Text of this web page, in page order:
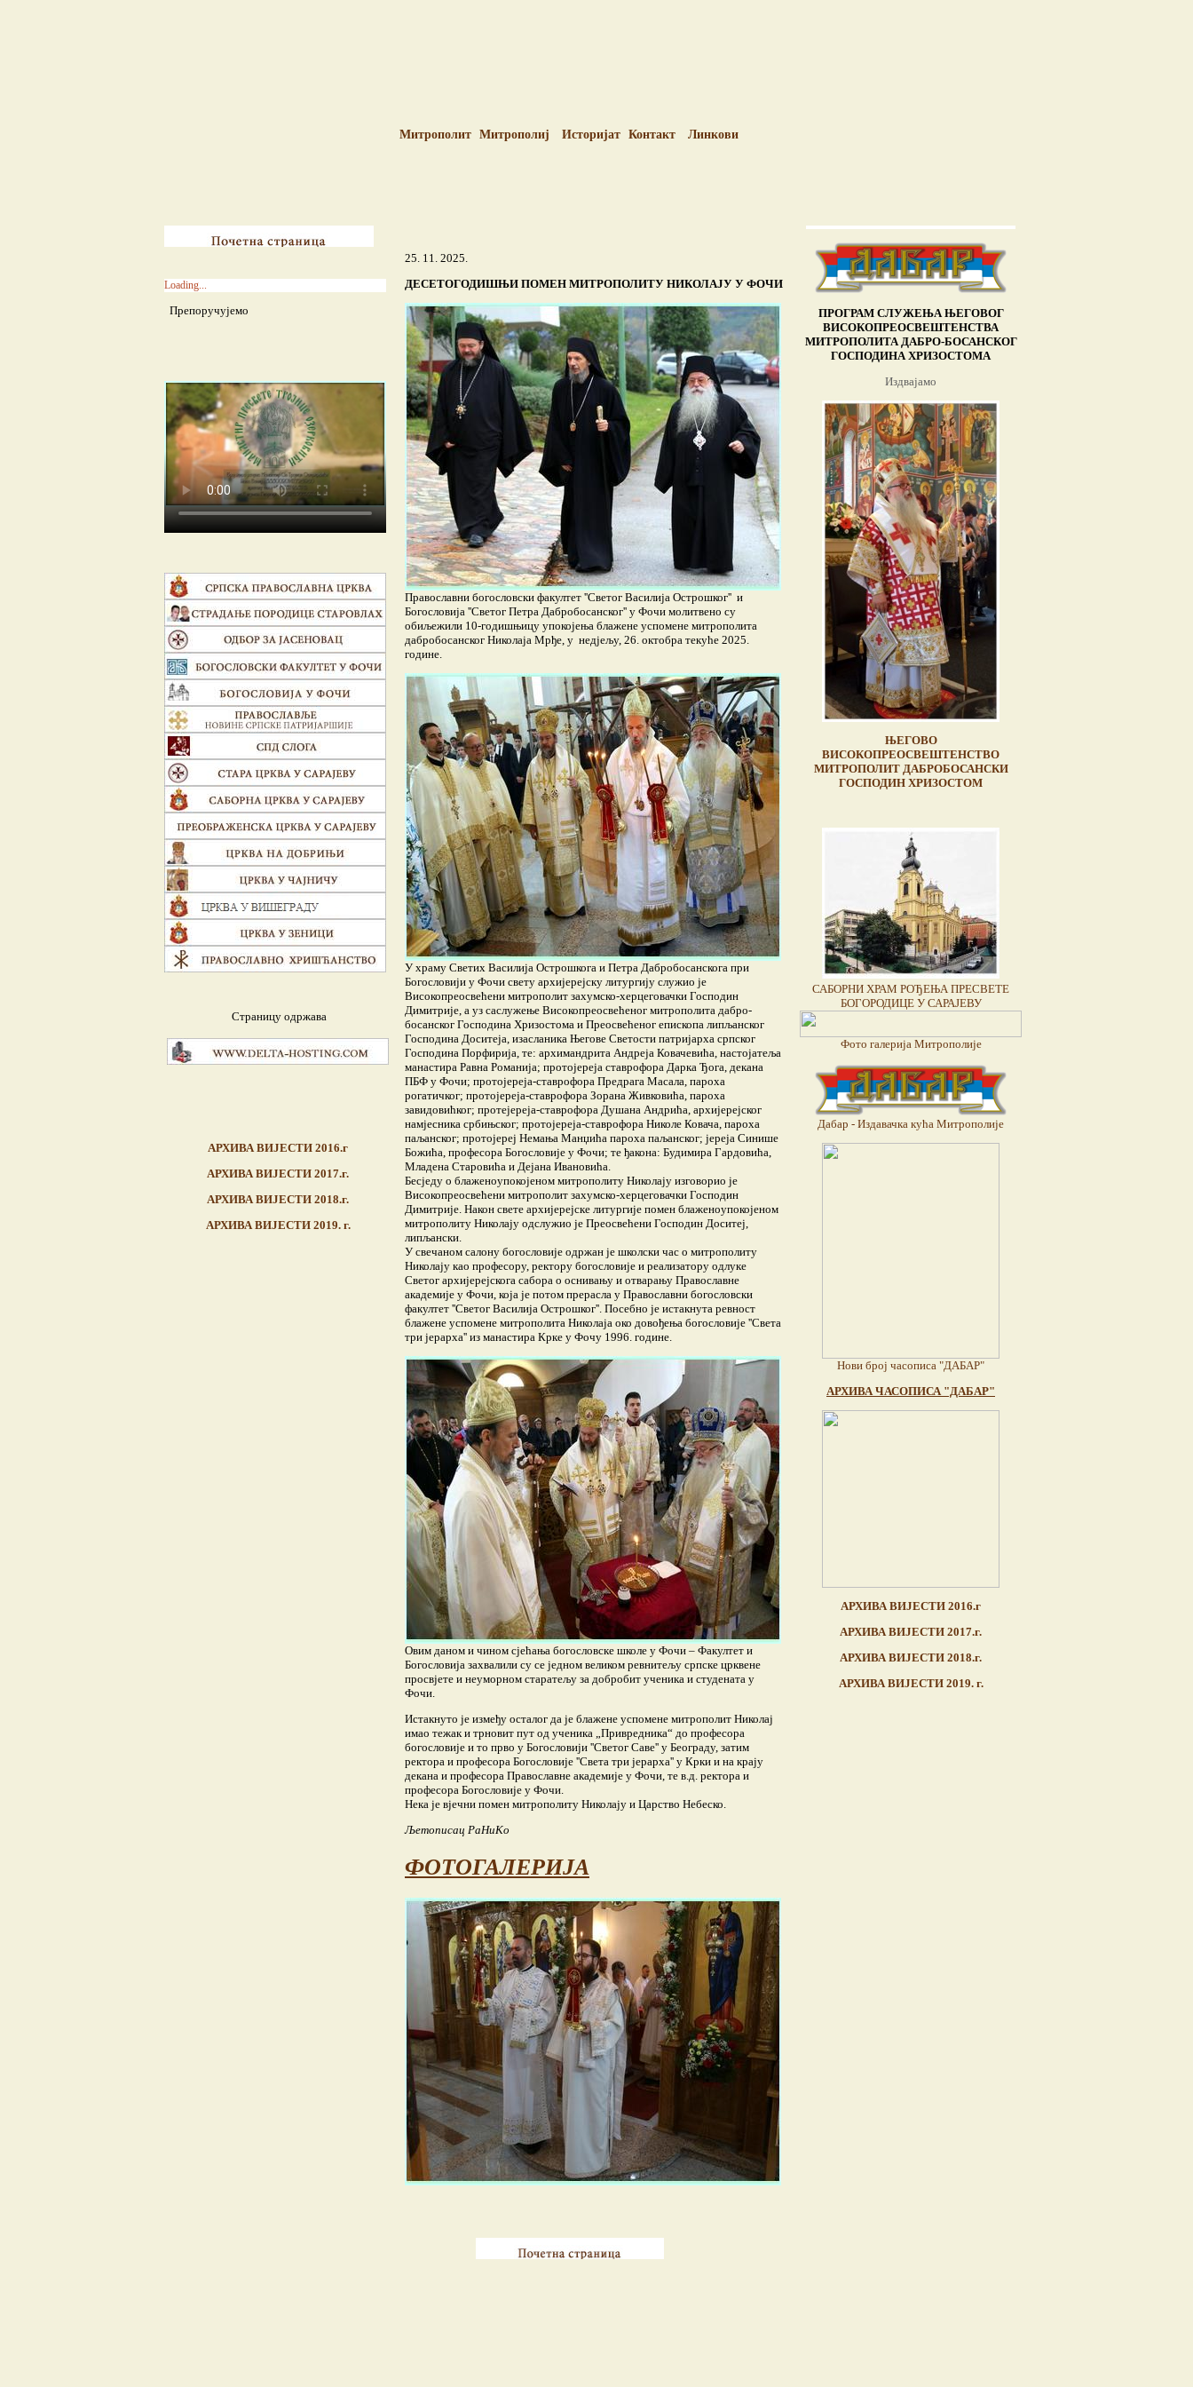
МитрополитМитрополиј ИсторијатКонтактЛинкови
Loading...
Препоручујемо
Страницу одржава
АРХИВА ВИЈЕСТИ 2016.г
АРХИВА ВИЈЕСТИ 2017.г.
АРХИВА ВИЈЕСТИ 2018.г.
АРХИВА ВИЈЕСТИ 2019. г.
25. 11. 2025.
ДЕСЕТОГОДИШЊИ ПОМЕН МИТРОПОЛИТУ НИКОЛАЈУ У ФОЧИ
Православни богословски факултет ''Светог Василија Острошког'' и
Богословија ''Светог Петра Дабробосанског'' у Фочи молитвено су
обиљежили 10-годишњицу упокојења блажене успомене митрополита
дабробосанског Николаја Мрђе, у недјељу, 26. октобра текуће 2025.
године.
У храму Светих Василија Острошкога и Петра Дабробосанскога при
Богословији у Фочи свету архијерејску литургију служио је
Високопреосвећени митрополит захумско-херцеговачки Господин
Димитрије, а уз саслужење Високопреосвећеног митрополита дабро-
босанског Господина Хризостома и Преосвећеног епископа липљанског
Господина Доситеја, изасланика Његове Светости патријарха српског
Господина Порфирија, те: архимандрита Андреја Ковачевића, настојатеља
манастира Равна Романија; протојереја ставрофора Дарка Ђога, декана
ПБФ у Фочи; протојереја-ставрофора Предрага Масала, пароха
рогатичког; протојереја-ставрофора Зорана Живковића, пароха
завидовићког; протејереја-ставрофора Душана Андрића, архијерејског
намјесника србињског; протојереја-ставрофора Николе Ковача, пароха
паљанског; протојереј Немања Манџића пароха паљанског; јереја Синише
Божића, професора Богословије у Фочи; те ђакона: Будимира Гардовића,
Младена Старовића и Дејана Ивановића.
Бесједу о блаженоупокојеном митрополиту Николају изговорио је
Високопреосвећени митрополит захумско-херцеговачки Господин
Димитрије. Након свете архијерејске литургије помен блаженоупокојеном
митрополиту Николају одслужио је Преосвећени Господин Доситеј,
липљански.
У свечаном салону богословије одржан је школски час о митрополиту
Николају као професору, ректору богословије и реализатору одлуке
Светог архијерејскога сабора о оснивању и отварању Православне
академије у Фочи, која је потом прерасла у Православни богословски
факултет ''Светог Василија Острошког''. Посебно је истакнута ревност
блажене успомене митрополита Николаја око довођења богословије ''Света
три јерарха'' из манастира Крке у Фочу 1996. године.
Овим даном и чином сјећања богословске школе у Фочи – Факултет и
Богословија захвалили су се једном великом ревнитељу српске црквене
просвјете и неуморном старатељу за добробит ученика и студената у
Фочи.
Истакнуто је између осталог да је блажене успомене митрополит Николај
имао тежак и трновит пут од ученика „Привредника“ до професора
богословије и то прво у Богословији ''Светог Саве'' у Београду, затим
ректора и професора Богословије ''Света три јерарха'' у Крки и на крају
декана и професора Православне академије у Фочи, те в.д. ректора и
професора Богословије у Фочи.
Нека је вјечни помен митрополиту Николају и Царство Небеско.
Љетописац РаНиКо
ФОТОГАЛЕРИЈА
ПРОГРАМ СЛУЖЕЊА ЊЕГОВОГ
ВИСОКОПРЕОСВЕШТЕНСТВА
МИТРОПОЛИТА ДАБРО-БОСАНСКОГ
ГОСПОДИНА ХРИЗОСТОМА
Издвајамо
ЊЕГОВО
ВИСОКОПРЕОСВЕШТЕНСТВО
МИТРОПОЛИТ ДАБРОБОСАНСКИ
ГОСПОДИН ХРИЗОСТОМ
САБОРНИ ХРАМ РОЂЕЊА ПРЕСВЕТЕ
БОГОРОДИЦЕ У САРАЈЕВУ
Фото галерија Митрополије
Дабар - Издавачка кућа Митрополије
Нови број часописа "ДАБАР"
АРХИВА ЧАСОПИСА "ДАБАР"
АРХИВА ВИЈЕСТИ 2016.г
АРХИВА ВИЈЕСТИ 2017.г.
АРХИВА ВИЈЕСТИ 2018.г.
АРХИВА ВИЈЕСТИ 2019. г.